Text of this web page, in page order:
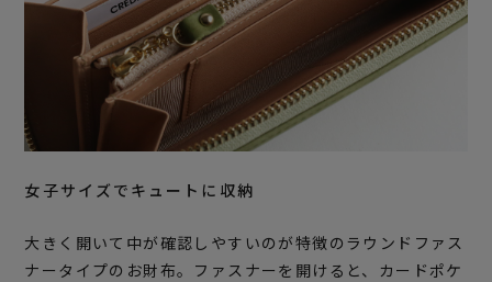
女子サイズでキュートに収納
大きく開いて中が確認しやすいのが特徴のラウンドファス
ナータイプのお財布。ファスナーを開けると、カードポケ